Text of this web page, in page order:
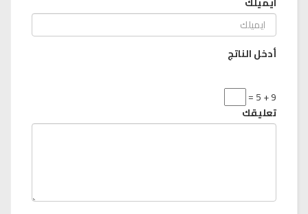
أدخل الناتج
9 + 5 =
تعليقك